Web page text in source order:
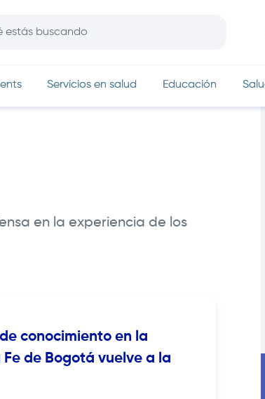
Servicios en salud Educación
en la experiencia de los
conocimiento en la
Fe de Bogotá vuelve a la